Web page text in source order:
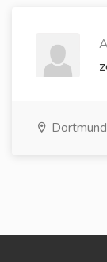
Dortmund